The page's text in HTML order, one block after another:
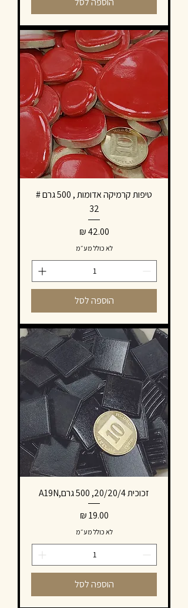
טיפות קרמיקה אדומות , 500 גרם #
32
מחיר
לא כולל מע״מ
הוספה לסל
זכוכית 20/20/4, 500 גרם,A19N
מחיר
לא כולל מע״מ
הוספה לסל